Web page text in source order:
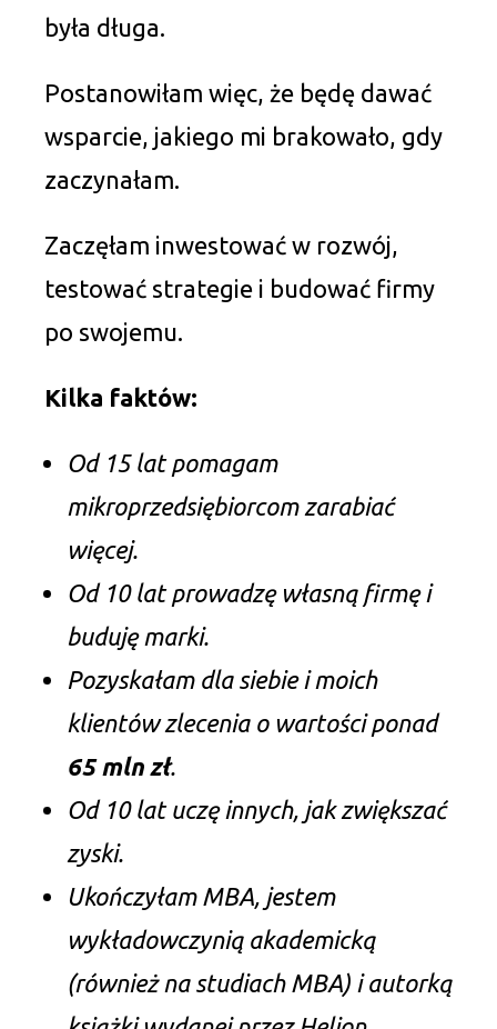
była długa.
Postanowiłam więc, że będę dawać
wsparcie, jakiego mi brakowało, gdy
zaczynałam.
Zaczęłam inwestować w rozwój,
testować strategie i budować firmy
po swojemu.
Kilka faktów:
Od 15 lat pomagam
mikroprzedsiębiorcom zarabiać
więcej.
Od 10 lat prowadzę własną firmę i
buduję marki.
Pozyskałam dla siebie i moich
klientów zlecenia o wartości ponad
65 mln zł.
Od 10 lat uczę innych, jak zwiększać
zyski.
Ukończyłam MBA, jestem
wykładowczynią akademicką
(również na studiach MBA) i autorką